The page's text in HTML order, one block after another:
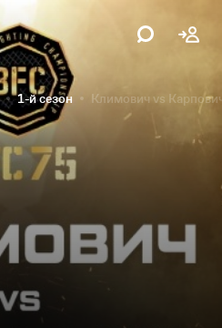
1-й сезон Климович vs